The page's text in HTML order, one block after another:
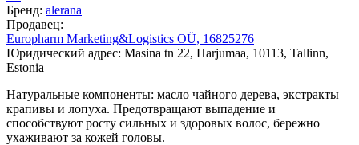
Бренд: alerana
Продавец:
Europharm Marketing&Logistics OÜ, 16825276
Юридический адрес: Masina tn 22, Harjumaa, 10113, Tallinn,
Estonia
Натуральные компоненты: масло чайного дерева, экстракты
крапивы и лопуха. Предотвращают выпадение и
способствуют росту сильных и здоровых волос, бережно
ухаживают за кожей головы.